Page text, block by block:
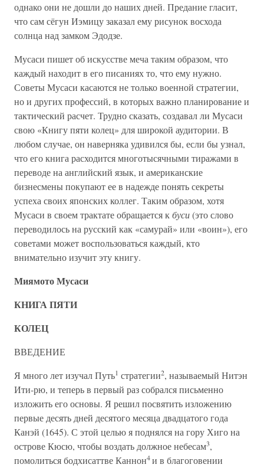
однако они не дошли до наших дней. Предание гласит,
что сам сёгун Иэмицу заказал ему рисунок восхода
солнца над замком Эдодзе.
Мусаси пишет об искусстве меча таким образом, что
каждый находит в его писаниях то, что ему нужно.
Советы Мусаси касаются не только военной стратегии,
но и других профессий, в которых важно планирование и
тактический расчет. Трудно сказать, создавал ли Мусаси
свою «Книгу пяти колец» для широкой аудитории. В
любом случае, он наверняка удивился бы, если бы узнал,
что его книга расходится многотысячными тиражами в
переводе на английский язык, и американские
бизнесмены покупают ее в надежде понять секреты
успеха своих японских коллег. Таким образом, хотя
Мусаси в своем трактате обращается кбуси(это слово
переводилось на русский как «самурай» или «воин»), его
советами может воспользоваться каждый, кто
внимательно изучит эту книгу.
Миямото Мусаси
КНИГА ПЯТИ
КОЛЕЦ
ВВЕДЕНИЕ
Я много лет изучал Путь1 стратегии2, называемый Нитэн
Ити-рю, и теперь в первый раз собрался письменно
изложить его основы. Я решил посвятить изложению
первые десять дней десятого месяца двадцатого года
Канэй (1645). С этой целью я поднялся на гору Хиго на
острове Кюсю, чтобы воздать должное небесам3,
помолиться бодхисаттве Каннон4и в благоговении